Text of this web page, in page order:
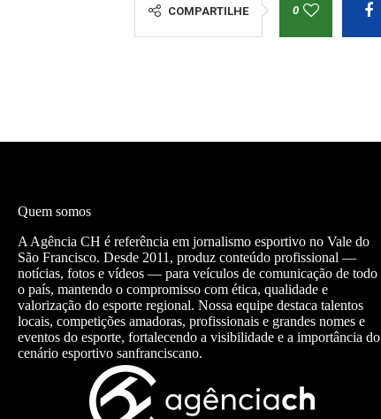
COMPARTILHE 0
Quem somos
A Agência CH é referência em jornalismo esportivo no Vale do
São Francisco. Desde 2011, produz conteúdo profissional —
notícias, fotos e vídeos — para veículos de comunicação de todo
o país, mantendo o compromisso com ética, qualidade e
valorização do esporte regional. Nossa equipe destaca talentos
locais, competições amadoras, profissionais e grandes nomes e
eventos do esporte, fortalecendo a visibilidade e a importância do
cenário esportivo sanfranciscano.